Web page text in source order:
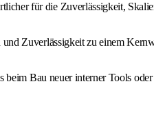
für die Zuverlässigkeit,
und Zuverlässigkeit zu einem
Bau neuer interner Tools